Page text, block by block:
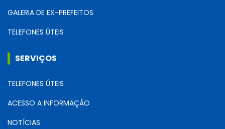
GALERIA DE EX-PREFEITOS
TELEFONES ÚTEIS
SERVIÇOS
TELEFONES ÚTEIS
ACESSO A INFORMAÇÃO
NOTÍCIAS